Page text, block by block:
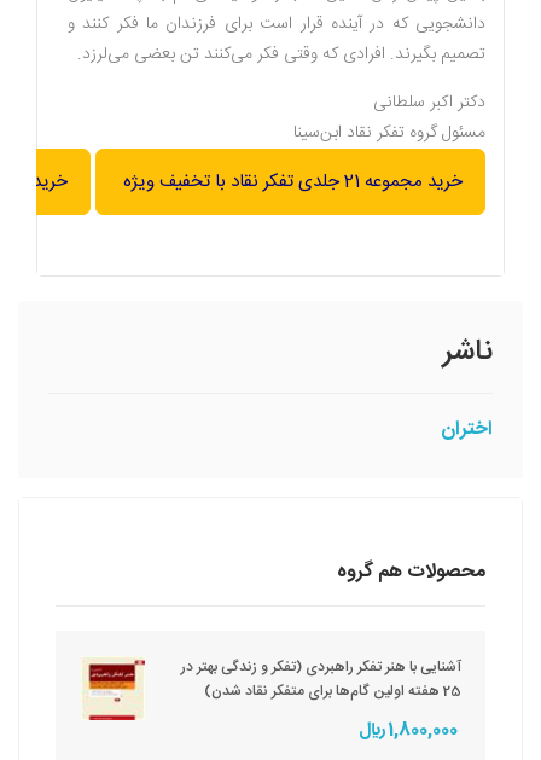
دانشجویی که در آینده قرار است برای فرزندان ما فکر کنند و
تصمیم بگیرند. افرادی که وقتی فکر می‌کنند تن بعضی می‌لرزد.
دکتر اکبر سلطانی
مسئول گروه تفکر نقاد ابن‌سینا
خرید مجموعه 21 جلدی تفکر نقاد با تخفیف ویژه خرید
ناشر
اختران
محصولات هم گروه
آشنایی با هنر تفکر راهبردی (تفکر و زندگی بهتر در
25 هفته اولین گام‌ها برای متفکر نقاد شدن)
1,800,000 ريال